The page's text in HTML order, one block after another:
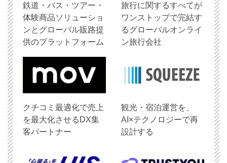
鉄道・バス・ツアー・
体験商品ソリューショ
ンとグローバル販路提
供のプラットフォーム
旅行に関するすべてが
ワンストップで完結す
るグローバルオンライ
ン旅行会社
クチコミ最適化で売上
を最大化させるDX集
客パートナー
観光・宿泊運営を、
AI×テクノロジーで再
設計する